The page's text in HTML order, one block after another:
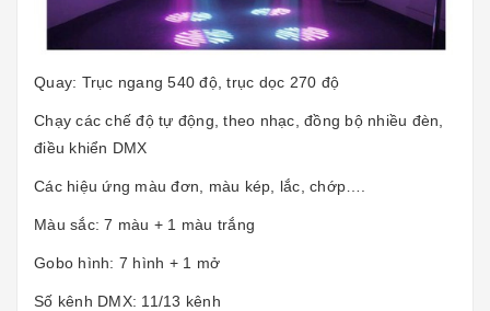
Quay: Trục ngang 540 độ, trục dọc 270 độ
Chạy các chế độ tự động, theo nhạc, đồng bộ nhiều đèn,
điều khiển DMX
Các hiệu ứng màu đơn, màu kép, lắc, chớp….
Màu sắc: 7 màu + 1 màu trắng
Gobo hình: 7 hình + 1 mở
Số kênh DMX: 11/13 kênh